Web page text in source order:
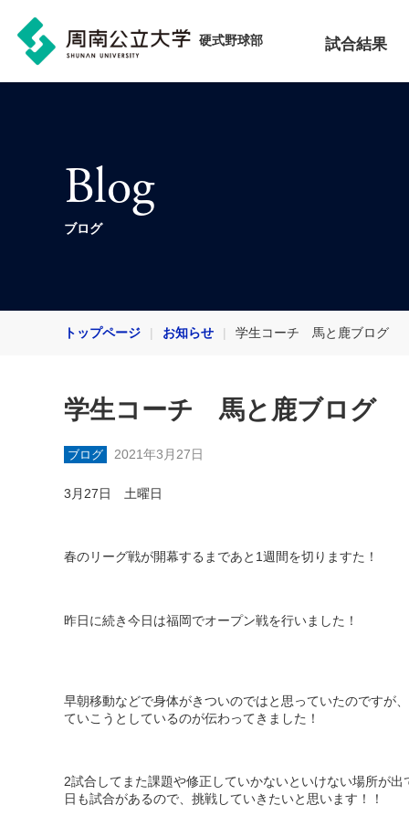
硬式野球部 試合結果
Blog
ブログ
トップページ お知らせ 学生コーチ 馬と鹿ブログ
学生コーチ 馬と鹿ブログ
ブログ 2021年3月27日
3 月 27日 土曜日
春のリーグ戦が開幕するまであと 1週間を切りますた！
昨日に続き今日は福岡でオープン戦を行いました！
早朝移動などで身体がきついのではと思っていたのですが
ていこうとしているのが伝わってきました！
2試合してまた課題や修正していかないといけない場所が
日も試合があるので、挑戦していきたいと思います！！